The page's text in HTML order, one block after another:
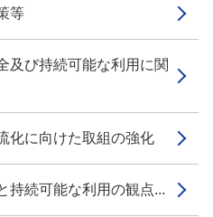
等
び持続可能な利用に関
に向けた取組の強化
続可能な利用の観点...